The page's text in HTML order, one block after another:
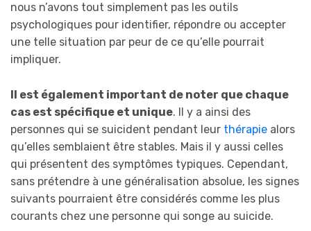
nous n’avons tout simplement pas les outils
psychologiques pour identifier, répondre ou accepter
une telle situation par peur de ce qu’elle pourrait
impliquer.
Il est également important de noter que chaque
cas est spécifique et unique. Il y a ainsi des
personnes qui se suicident pendant leur thérapie alors
qu’elles semblaient être stables. Mais il y aussi celles
qui présentent des symptômes typiques. Cependant,
sans prétendre à une généralisation absolue, les signes
suivants pourraient être considérés comme les plus
courants chez une personne qui songe au suicide.